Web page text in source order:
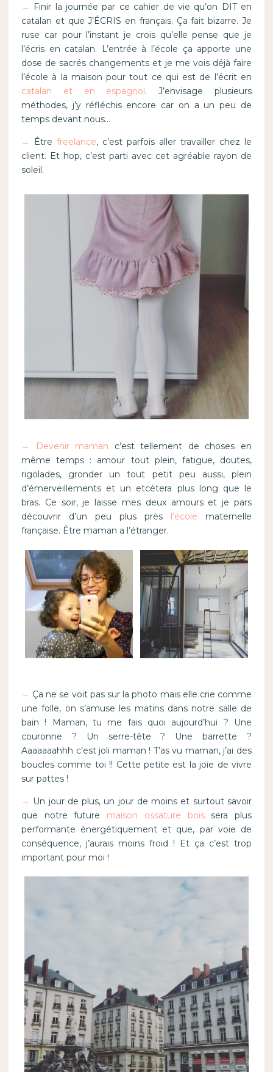
→
Finir la journée par ce cahier de vie qu’on DIT en
catalan et que J’ÉCRIS en français. Ça fait bizarre. Je
ruse car pour l’instant je crois qu’elle pense que je
l’écris en catalan. L’entrée à l’école ça apporte une
dose de sacrés changements et je me vois déjà faire
l’école à la maison pour tout ce qui est de l’écrit en
catalan et en espagnol. J’envisage plusieurs
méthodes, j’y réfléchis encore car on a un peu de
temps devant nous…
→ Être freelance, c’est parfois aller travailler chez le
client. Et hop, c’est parti avec cet agréable rayon de
soleil.
→ Devenir maman c’est tellement de choses en
même temps : amour tout plein, fatigue, doutes,
rigolades, gronder un tout petit peu aussi, plein
d’émerveillements et un etcétera plus long que le
bras. Ce soir, je laisse mes deux amours et je pars
découvrir d’un peu plus près l’école maternelle
française. Être maman a l’étranger.
→ Ça ne se voit pas sur la photo mais elle crie comme
une folle, on s’amuse les matins dans notre salle de
bain ! Maman, tu me fais quoi aujourd’hui ? Une
couronne ? Un serre-tête ? Une barrette ?
Aaaaaaahhh c’est joli maman ! T’as vu maman, j’ai des
boucles comme toi !! Cette petite est la joie de vivre
sur pattes !
→ Un jour de plus, un jour de moins et surtout savoir
que notre future maison ossature boissera plus
performante énergétiquement et que, par voie de
conséquence, j’aurais moins froid ! Et ça c’est trop
important pour moi !